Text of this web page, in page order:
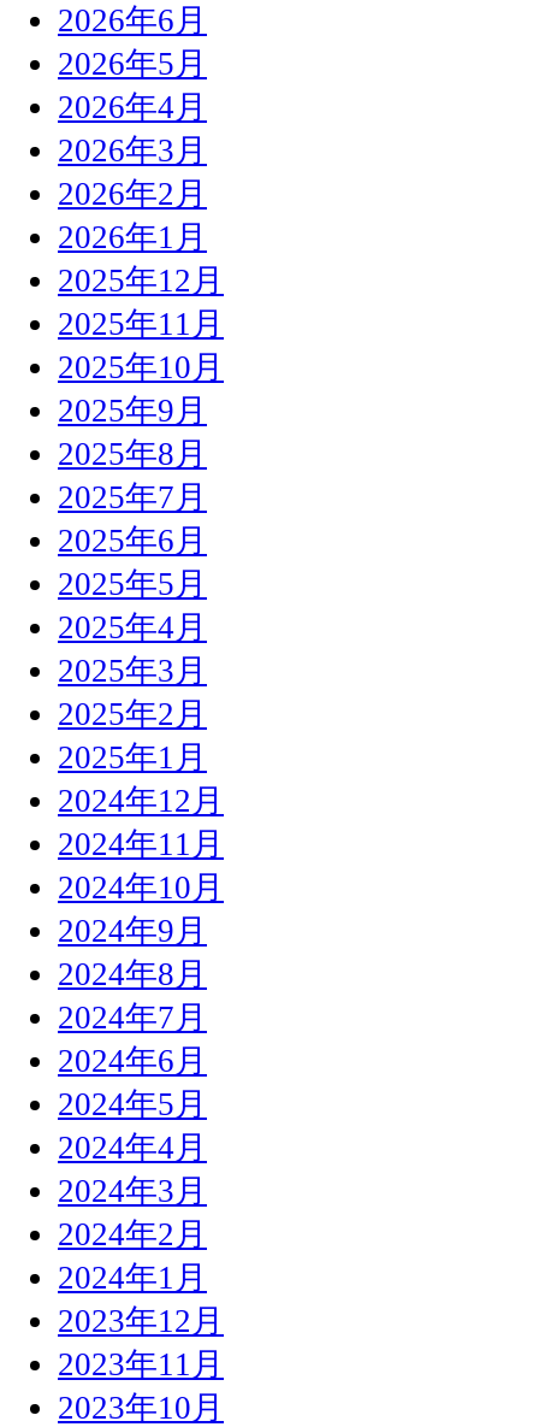
2026年6月
2026年5月
2026年4月
2026年3月
2026年2月
2026年1月
2025年12月
2025年11月
2025年10月
2025年9月
2025年8月
2025年7月
2025年6月
2025年5月
2025年4月
2025年3月
2025年2月
2025年1月
2024年12月
2024年11月
2024年10月
2024年9月
2024年8月
2024年7月
2024年6月
2024年5月
2024年4月
2024年3月
2024年2月
2024年1月
2023年12月
2023年11月
2023年10月